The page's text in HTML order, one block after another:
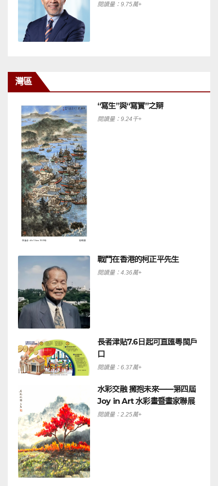
閱讀量：9.75萬+
灣區
“寫生”與“寫實”之辯
閱讀量：9.24千+
戰鬥在香港的柯正平先生
閱讀量：4.36萬+
長者津貼7.6日起可直匯粵閩戶
口
閱讀量：6.37萬+
水彩交融 擁抱未來——第四屆
Joy in Art 水彩畫暨畫家聯展
閱讀量：2.25萬+